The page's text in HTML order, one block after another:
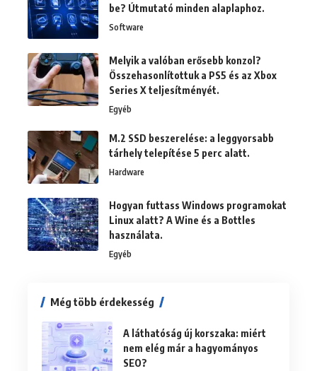
be? Útmutató minden alaplaphoz.
Software
Melyik a valóban erősebb konzol?
Összehasonlítottuk a PS5 és az Xbox
Series X teljesítményét.
Egyéb
M.2 SSD beszerelése: a leggyorsabb
tárhely telepítése 5 perc alatt.
Hardware
Hogyan futtass Windows programokat
Linux alatt? A Wine és a Bottles
használata.
Egyéb
Még több érdekesség
A láthatóság új korszaka: miért
nem elég már a hagyományos
SEO?